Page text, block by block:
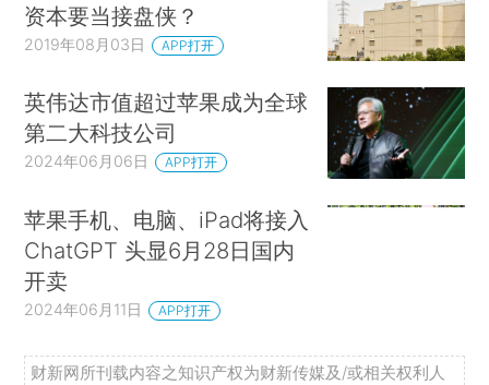
资本要当接盘侠？
2019年08月03日 APP打开
英伟达市值超过苹果成为全球
第二大科技公司
2024年06月06日 APP打开
苹果手机、电脑、iPad将接入
ChatGPT 头显6月28日国内
开卖
2024年06月11日 APP打开
财新网所刊载内容之知识产权为财新传媒及/或相关权利人